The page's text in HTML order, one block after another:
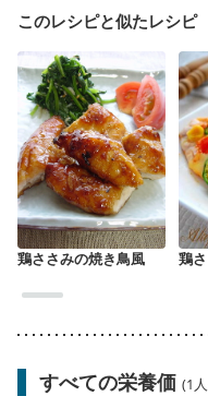
このレシピと似たレシピ
鶏ささみの焼き鳥風 鶏
すべての栄養価 (1